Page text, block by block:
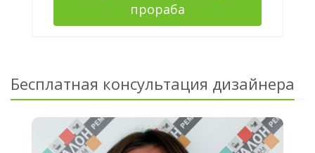
прораба
Бесплатная консультация дизайнера